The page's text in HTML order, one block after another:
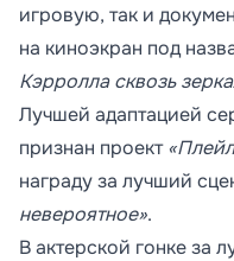
игровую, так и
на киноэкран под
Кэрролла сквозь
Лучшей адаптацией
признан проект
награду за лучший
невероятное».
В актерской гонке за